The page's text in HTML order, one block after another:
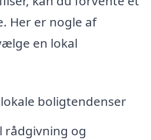
Her er nogle af
en lokal
boligtendenser
rådgivning og